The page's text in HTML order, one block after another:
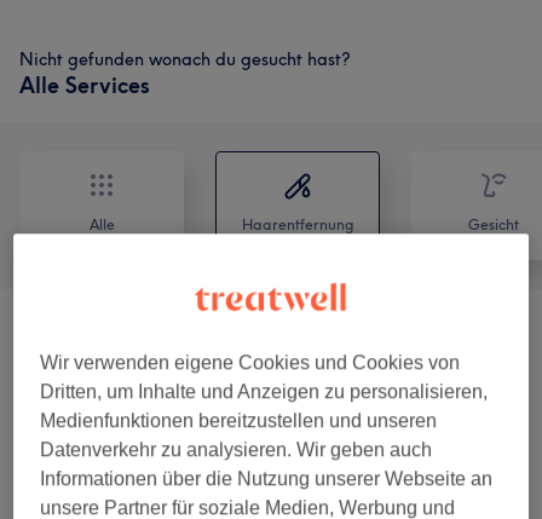
Nicht gefunden wonach du gesucht hast?
Alle Services
Alle Haarentfernung Gesicht
✨Diodenlaser - Haarentfernung *Vorab
Beratung Buchen Für Neukunden
(11)
ab 19 €
🕯️Waxxing (7) ab 10 €
Wir verwenden eigene Cookies und Cookies von
Dritten, um Inhalte und Anzeigen zu personalisieren,
Medienfunktionen bereitzustellen und unseren
Datenverkehr zu analysieren. Wir geben auch
Informationen über die Nutzung unserer Webseite an
unsere Partner für soziale Medien, Werbung und